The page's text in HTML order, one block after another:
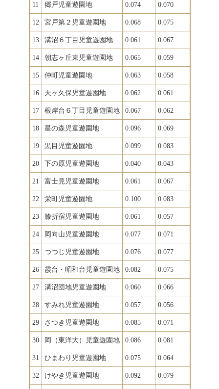
11 郷戸児童遊園地 0.074 0.070
12 宮戸第２児童遊園地 0.068 0.075
13 溝沼６丁目児童遊園地 0.061 0.067
14 朝志ヶ丘東児童遊園地 0.065 0.059
15 仲町児童遊園地 0.063 0.058
16 天ヶ久保児童遊園地 0.062 0.061
17 根岸台６丁目児童遊園地 0.067 0.062
18 星の森児童遊園地 0.096 0.069
19 黒目児童遊園地 0.099 0.083
20 下の原児童遊園地 0.040 0.043
21 富士見児童遊園地 0.061 0.067
22 栄町児童遊園地 0.100 0.083
23 膝折宿児童遊園地 0.061 0.057
24 岡向山児童遊園地 0.077 0.071
25 つつじ児童遊園地 0.076 0.077
26 霞台・昭和台児童遊園地 0.082 0.075
27 溝沼団地児童遊園地 0.060 0.066
28 すみれ児童遊園地 0.057 0.056
29 さつき児童遊園地 0.085 0.071
30 岡（東洋大）児童遊園地 0.086 0.081
31 ひまわり児童遊園地 0.075 0.064
32 けやき児童遊園地 0.092 0.079